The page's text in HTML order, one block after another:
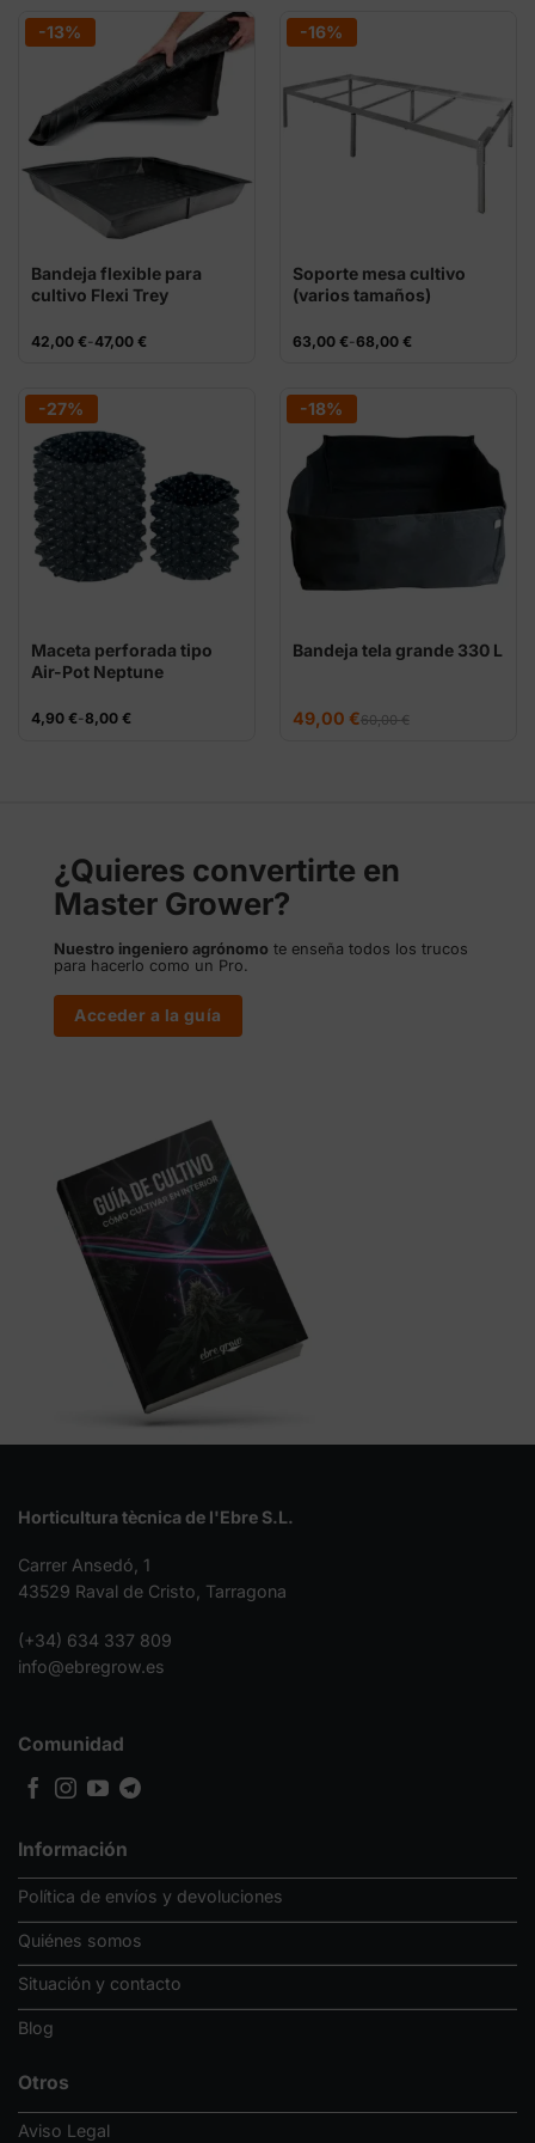
12,00 €.
11,00 €.
0,50 €
hasta
1,50 €
-13%
Bandeja flexible para
cultivo Flexi Trey
42,00 €-47,00 €
Rango
42,00 €
hasta
47,00 €
-16%
Soporte mesa cultivo
(varios tamaños)
63,00 €-68,00 €
Rango
63,00 €
hasta
68,00 €
-27%
Maceta perforada tipo
Air-Pot Neptune
(10L/15L/25L)
4,90 €-8,00 €
Rango
de
-18%
Bandeja tela grande 330 L
60,00€
El
precio
49,00 €
El
precio
¿Quieres convertirte en
Master Grower?
Nuestro ingeniero agrónomo te enseña todos los trucos
para hacerlo como un Pro.
Acceder a la guía
Horticultura tècnica de l'Ebre S.L.
Carrer Ansedó, 1
43529 Raval de Cristo, Tarragona
(+34) 634 337 809
info@ebregrow.es
Información
Política de envíos y devoluciones
Quiénes somos
Situación y contacto
Blog
Otros
Aviso Legal
Comunidad